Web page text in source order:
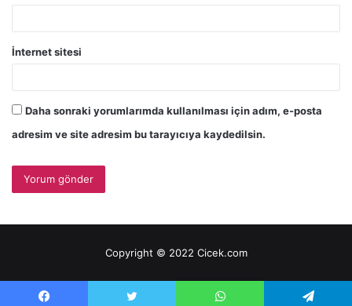
İnternet sitesi
Daha sonraki yorumlarımda kullanılması için adım, e-posta
adresim ve site adresim bu tarayıcıya kaydedilsin.
Copyright © 2022 Cicek.com